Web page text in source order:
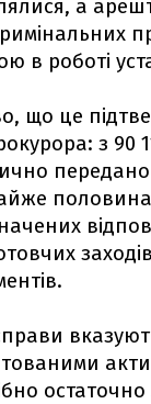
а
в роботі
що це
з 90
половина